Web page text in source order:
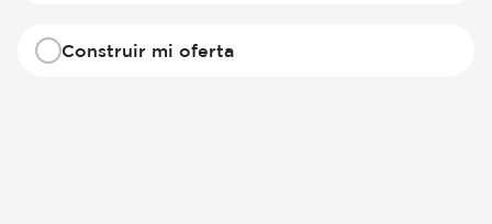
Construir mi oferta